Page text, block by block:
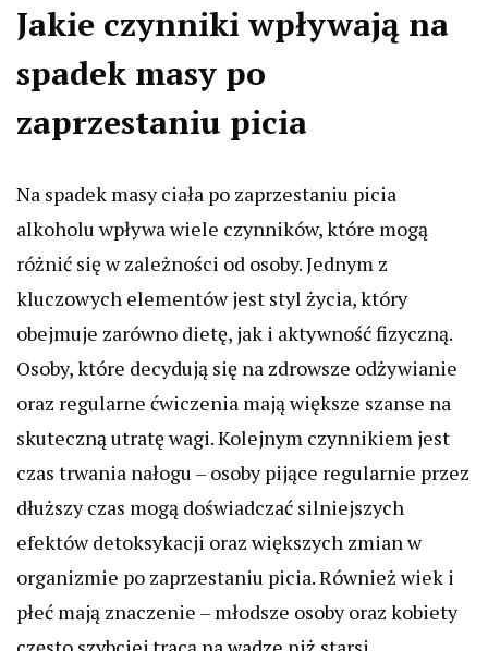
Jakie czynniki wpływają na
spadek masy po
zaprzestaniu picia
Na spadek masy ciała po zaprzestaniu picia
alkoholu wpływa wiele czynników, które mogą
różnić się w zależności od osoby. Jednym z
kluczowych elementów jest styl życia, który
obejmuje zarówno dietę, jak i aktywność fizyczną.
Osoby, które decydują się na zdrowsze odżywianie
oraz regularne ćwiczenia mają większe szanse na
skuteczną utratę wagi. Kolejnym czynnikiem jest
czas trwania nałogu – osoby pijące regularnie przez
dłuższy czas mogą doświadczać silniejszych
efektów detoksykacji oraz większych zmian w
organizmie po zaprzestaniu picia. Również wiek i
płeć mają znaczenie – młodsze osoby oraz kobiety